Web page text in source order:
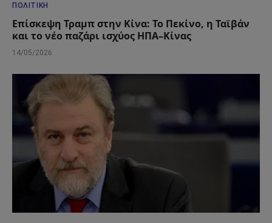
ΠΟΛΙΤΙΚΉ
Επίσκεψη Τραμπ στην Κίνα: Το Πεκίνο, η Ταϊβάν
και το νέο παζάρι ισχύος ΗΠΑ–Κίνας
14/05/2026